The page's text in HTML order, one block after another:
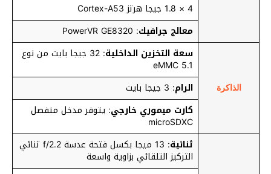
4 × 1.8 جيجا هرتز Cortex-A53
معالج جرافيك: PowerVR GE8320
الذاكرة
سعة التخزين الداخلية : 32 جيجا بايت من نوع
eMMC 5.1
الرام: 3 جيجا بايت
كارت ميموري خارجي: يتوفر مدخل منفصل
microSDXC
ثنائية : 13 ميجا بكسل فتحة عدسة f/2.2 ثنائي
التركيز التلقائي بزاوية واسعة